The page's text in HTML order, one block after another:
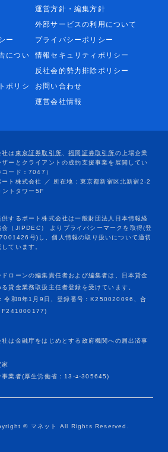
運営方針・編集方針
外部サービスの利用について
ー
プライバシーポリシー
につい
情報セキュリティポリシー
反社会的勢力排除ポリシー
ポリシ
お問い合わせ
運営会社情報
ローンの編集責任者および編集者は、日本貸金
貸金業務取扱主任者登録を受けています。
令和8年1月9日、登録番号：K250020096、合
F241000177)
は金融庁をはじめとする政府機関への届出済事
家
事業者(厚生労働省：13-ﾕ-305645)